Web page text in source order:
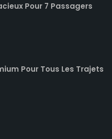
Pour 7 Passagers
Pour Tous Les Trajets